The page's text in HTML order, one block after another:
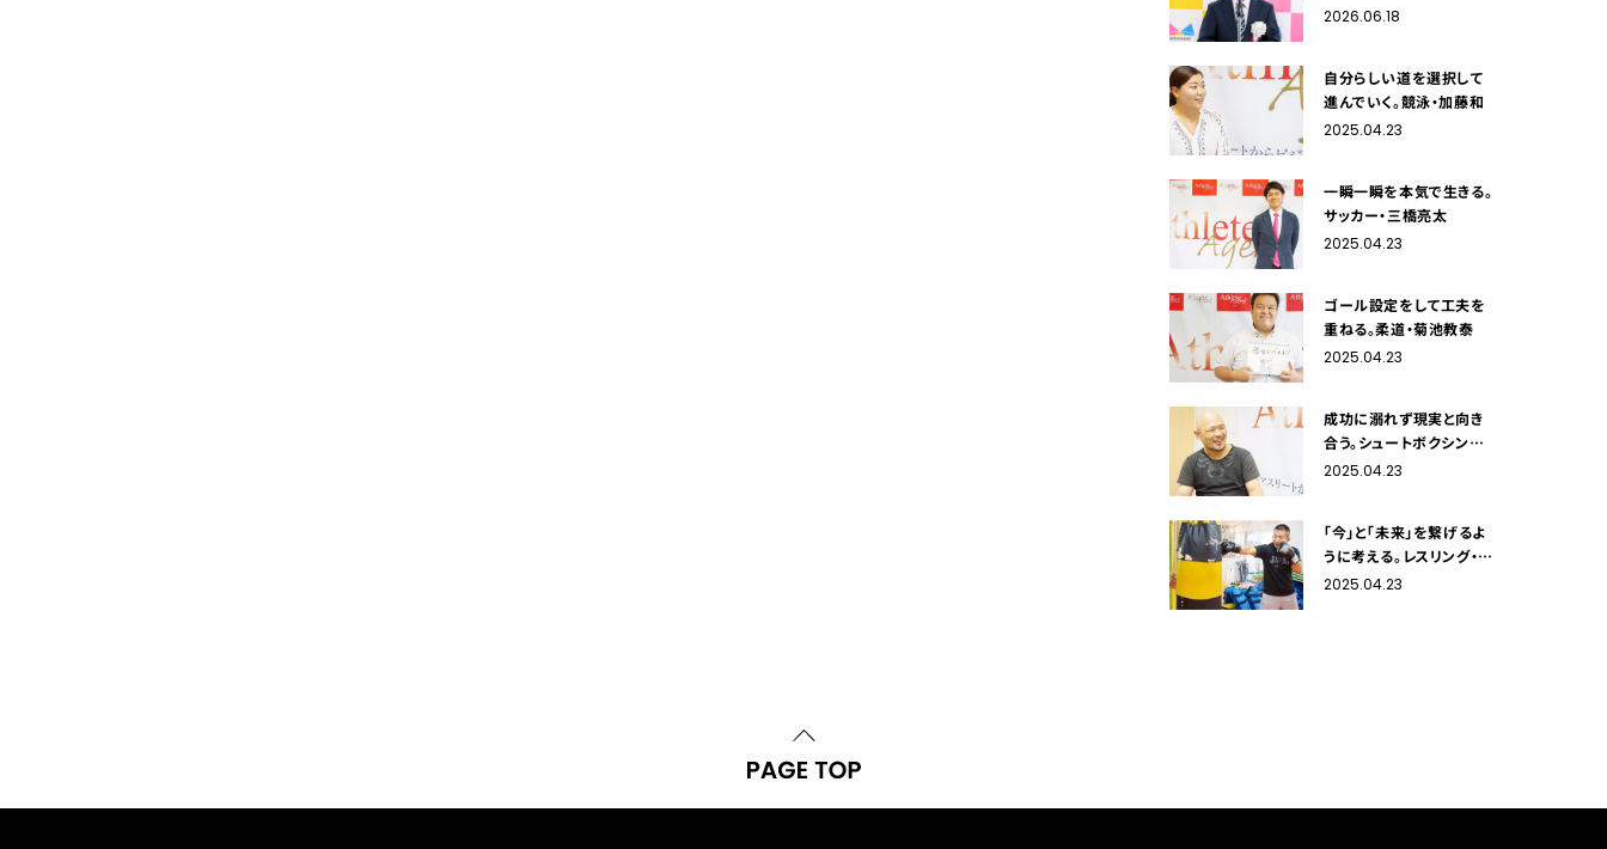
け橋に。サッカー・小川雄
2026.06.18
自分らしい道を選択して
進んでいく。競泳・加藤和
2025.04.23
一瞬一瞬を本気で生きる。
サッカー・三橋亮太
2025.04.23
ゴール設定をして工夫を
重ねる。柔道・菊池教泰
2025.04.23
成功に溺れず現実と向き
合う。シュートボクシング・
金井健治
2025.04.23
「今」と「未来」を繋げるよ
うに考える。レスリング・永
田克彦
2025.04.23